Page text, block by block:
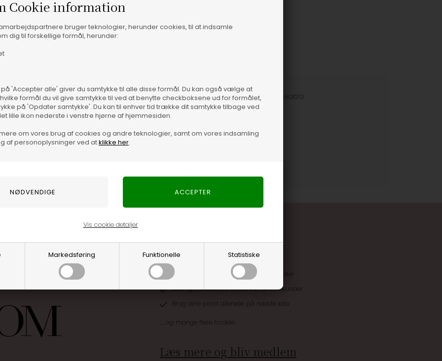
Cookie information
bruger teknologier, herunder cookies, til at indsamle
dig til forskellige formål, herunder:
'Accepter alle' giver du samtykke til alle disse formål. Du kan også vælge at
formål du vil give samtykke til ved at benytte checkboksene ud for formålet,
på 'Opdater samtykke'. Du kan til enhver tid trække dit samtykke tilbage ved
lille ikon nederste i venstre hjørne af hjemmesiden.
om vores brug af cookies og andre teknologier, samt om vores indsamling
af personoplysninger ved atklikke her.
Markedsføring Funktionelle Statistiske
Vis cookie detaljer
fra House Doctor kan du skabe en hyggelig
en glasindsats til lyset. Du kan nemt flytte lanternen
den sammen med de andre størrelser på gulvet. Sæt et
13,5 cm. Oplev og få inspiration til hjemmet ved at klikke
lanternen rundt med metalhåndtaget. Placere den i
gulvet. Sæt et bloklys eller fyrfadslys ned i lanternen. Ova
ved at klikke ind på House Doctor
Varenummer 27520-210891213
Optjen 3% i bonuskroner når du handler
Særlige, eksklusive tilbud kun til klubkunder
Brug dine point allerede på næste køb
.... og mange flere fordele
Læs mere og bliv medlem